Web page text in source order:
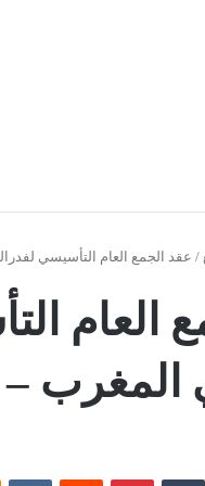
/ عقد الجمع العام التأسيسي
العام
المغرب
بينتيريست